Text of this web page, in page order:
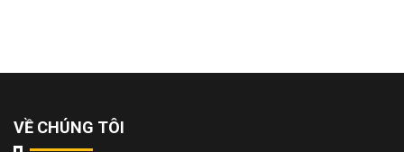
VỀ CHÚNG TÔI